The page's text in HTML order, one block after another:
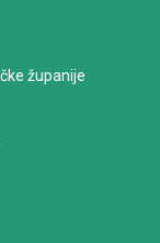
županije